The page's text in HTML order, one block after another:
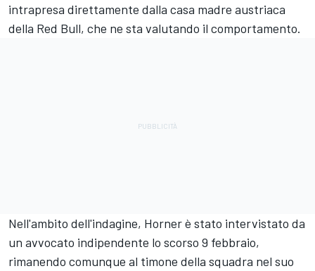
intrapresa direttamente dalla casa madre austriaca
della Red Bull, che ne sta valutando il comportamento.
Nell'ambito dell'indagine, Horner è stato intervistato da
un avvocato indipendente lo scorso 9 febbraio,
rimanendo comunque al timone della squadra nel suo